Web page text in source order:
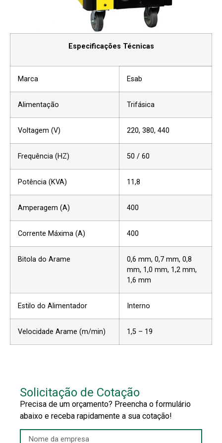
Especificações Técnicas
Marca Esab
Alimentação Trifásica
Voltagem (V) 220, 380, 440
Frequência (HZ) 50 / 60
Potência (KVA) 11,8
Amperagem (A) 400
Corrente Máxima (A) 400
Bitola do Arame
0,6 mm, 0,7 mm, 0,8
mm, 1,0 mm, 1,2 mm,
1,6 mm
Estilo do Alimentador Interno
Velocidade Arame (m/min) 1,5 – 19
Solicitação de Cotação
Precisa de um orçamento? Preencha o formulário
abaixo e receba rapidamente a sua cotação!